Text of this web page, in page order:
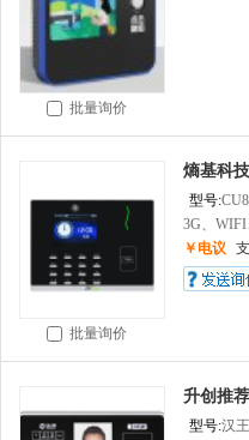
批量询价
批量询价
熵基科
型号:
3G、WIFI
￥电议
升创推
型号:汉